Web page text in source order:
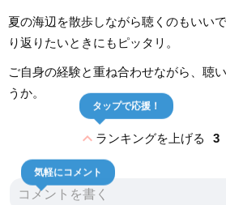
夏の海辺を散歩しながら聴くのもいい
り返りたいときにもピッタリ。
ご自身の経験と重ね合わせながら、聴
うか。
expand_lessランキングを上げる 3
タップで応援！
気軽にコメント